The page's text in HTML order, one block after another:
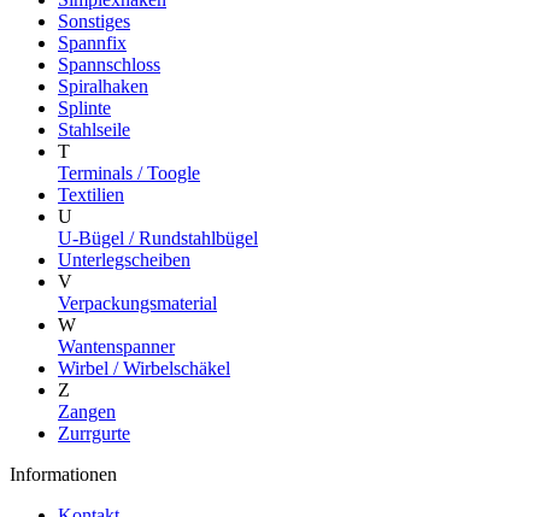
Sonstiges
Spannfix
Spannschloss
Spiralhaken
Splinte
Stahlseile
T
Terminals / Toogle
Textilien
U
U-Bügel / Rundstahlbügel
Unterlegscheiben
V
Verpackungsmaterial
W
Wantenspanner
Wirbel / Wirbelschäkel
Z
Zangen
Zurrgurte
Informationen